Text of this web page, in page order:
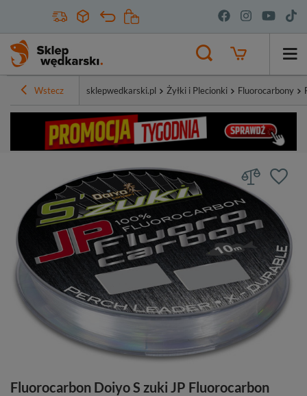
Wstecz sklepwedkarski.pl Żyłki i Plecionki Fluorocarbony
Fluorocarbon Doiyo S zuki JP Fluorocarbon